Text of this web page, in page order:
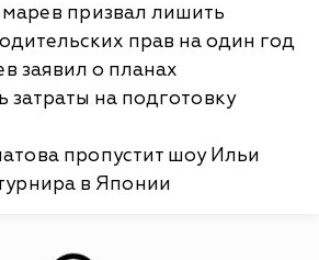
призвал лишить
прав на один год
заявил о планах
затраты на подготовку
пропустит шоу Ильи
в Японии